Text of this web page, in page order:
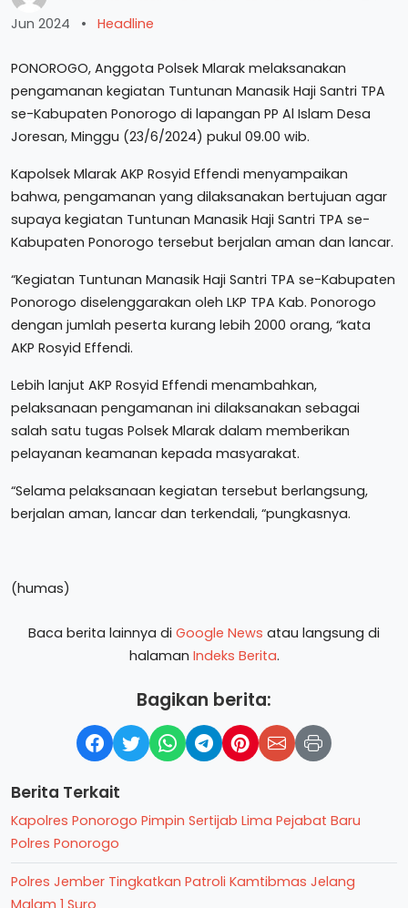
Jun 2024
• Headline
PONOROGO, Anggota Polsek Mlarak melaksanakan
pengamanan kegiatan Tuntunan Manasik Haji Santri TPA
se-Kabupaten Ponorogo di lapangan PP Al Islam Desa
Joresan, Minggu (23/6/2024) pukul 09.00 wib.
Kapolsek Mlarak AKP Rosyid Effendi menyampaikan
bahwa, pengamanan yang dilaksanakan bertujuan agar
supaya kegiatan Tuntunan Manasik Haji Santri TPA se-
Kabupaten Ponorogo tersebut berjalan aman dan lancar.
“Kegiatan Tuntunan Manasik Haji Santri TPA se-Kabupaten
Ponorogo diselenggarakan oleh LKP TPA Kab. Ponorogo
dengan jumlah peserta kurang lebih 2000 orang, “kata
AKP Rosyid Effendi.
Lebih lanjut AKP Rosyid Effendi menambahkan,
pelaksanaan pengamanan ini dilaksanakan sebagai
salah satu tugas Polsek Mlarak dalam memberikan
pelayanan keamanan kepada masyarakat.
“Selama pelaksanaan kegiatan tersebut berlangsung,
berjalan aman, lancar dan terkendali, “pungkasnya.
(humas)
Baca berita lainnya di Google News atau langsung di
halaman Indeks Berita.
Bagikan berita:
Berita Terkait
Kapolres Ponorogo Pimpin Sertijab Lima Pejabat Baru
Polres Ponorogo
Polres Jember Tingkatkan Patroli Kamtibmas Jelang
Malam 1 Suro